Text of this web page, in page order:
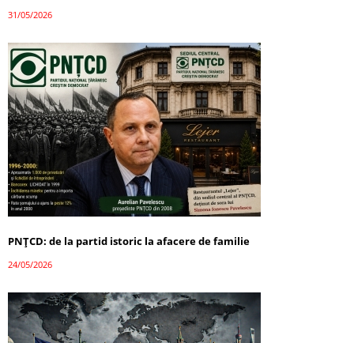
31/05/2026
PNȚCD: de la partid istoric la afacere de familie
24/05/2026